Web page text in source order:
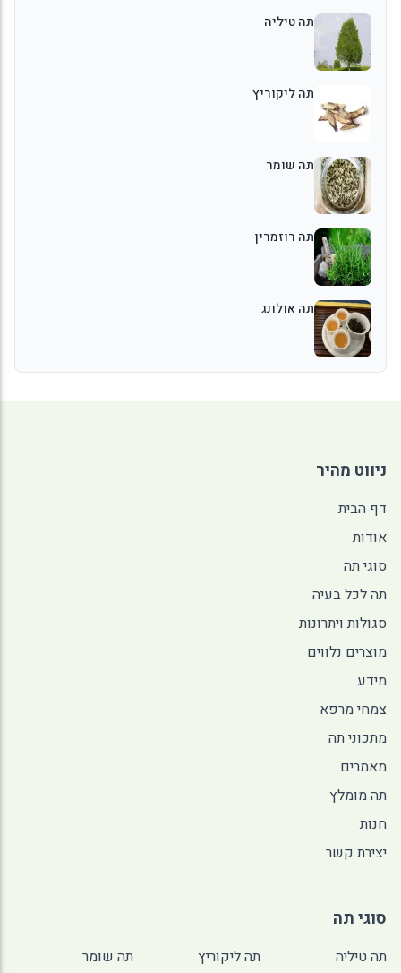
תה טיליה
תה ליקוריץ
תה שומר
תה רוזמרין
תה אולונג
ניווט מהיר
דף הבית
אודות
סוגי תה
תה לכל בעיה
סגולות ויתרונות
מוצרים נלווים
מידע
צמחי מרפא
מתכוני תה
מאמרים
תה מומלץ
חנות
יצירת קשר
סוגי תה
תה טיליה תה ליקוריץ
תה שומר